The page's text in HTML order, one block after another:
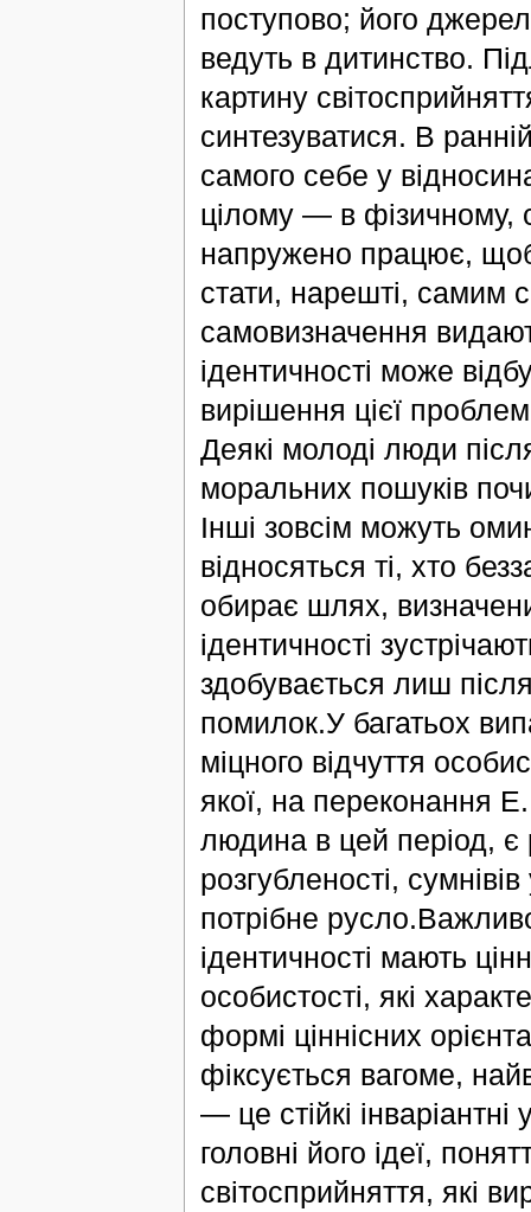
поступово; його
ведуть в дитинство.
картину
синтезуватися. В
самого себе у
цілому — в фізичному,
напружено працює, щоб
стати, нарешті, самим
самовизначення
ідентичності може
вирішення цієї
Деякі молоді люди
моральних пошуків
Інші зовсім можуть
відносяться ті, хто
обирає шлях,
ідентичності
здобувається лиш
помилок.У багатьох
міцного відчуття
якої, на переконання
людина в цей період, є
розгубленості,
потрібне
ідентичності мають
особистості, які
формі ціннісних
фіксується вагоме,
— це стійкі
головні його ідеї,
світосприйняття, які